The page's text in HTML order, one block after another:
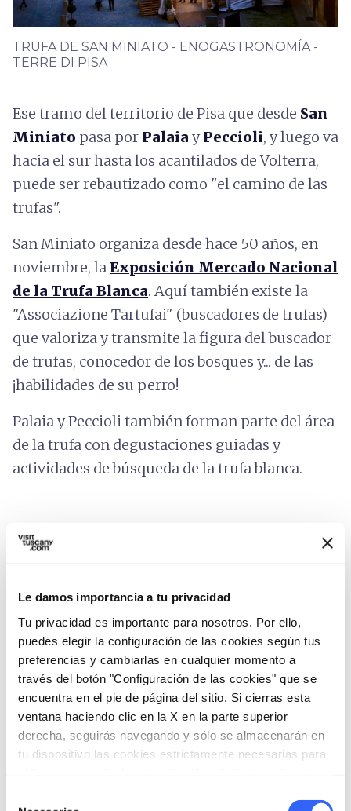
Le damos importancia a tu privacidad
Tu privacidad es importante para nosotros. Por ello,
puedes elegir la configuración de las cookies según tus
preferencias y cambiarlas en cualquier momento a
través del botón "Configuración de las cookies" que se
encuentra en el pie de página del sitio. Si cierras esta
ventana haciendo clic en la X en la parte superior
derecha, seguirás navegando y sólo se almacenarán en
tu dispositivo las cookies estrictamente necesarias para
TRUFA DE SAN MINIATO - ENOGASTRONOMÍA -
TERRE DI PISA
Ese tramo del territorio de Pisa que desde San
Miniato pasa por Palaia yPeccioli, y luego va
hacia el sur hasta los acantilados de Volterra,
puede ser rebautizado como "el camino de las
trufas".
San Miniato organiza desde hace 50 años, en
noviembre, laExposición Mercado Nacional
de la Trufa Blanca. Aquí también existe la
"Associazione Tartufai" (buscadores de trufas)
que valoriza y transmite la figura del buscador
de trufas, conocedor de los bosques y... de las
¡habilidades de su perro!
Palaia y Peccioli también forman parte del área
de la trufa con degustaciones guiadas y
actividades de búsqueda de la trufa blanca.
6.